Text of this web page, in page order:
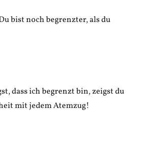
bist noch begrenzter, als du
dass ich begrenzt bin, zeigst du
mit jedem Atemzug!